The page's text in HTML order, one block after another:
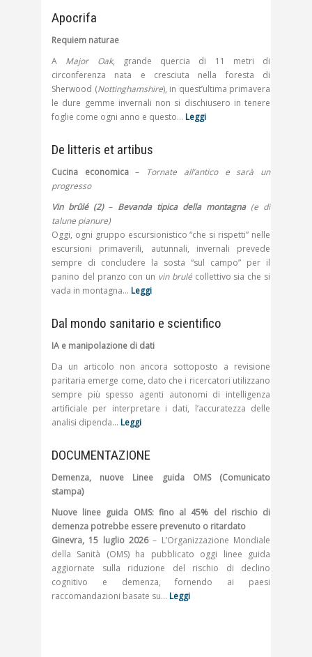
Apocrifa
Requiem naturae
A Major Oak, grande quercia di 11 metri di
circonferenza nata e cresciuta nella foresta di
Sherwood (Nottinghamshire), in quest’ultima primavera
le dure gemme invernali non si dischiusero in tenere
foglie come ogni anno e questo… Leggi
De litteris et artibus
Cucina economica–
Tornate all’antico e sarà un
progresso
Vin brûlé (2)– Bevanda tipica della montagna(e di
talune pianure)
Oggi, ogni gruppo escursionistico “che si rispetti” nelle
escursioni primaverili, autunnali, invernali prevede
sempre di concludere la sosta “sul campo” per il
panino del pranzo con un vin brulécollettivo sia che si
vada in montagna… Leggi
Dal mondo sanitario e scientifico
IA e manipolazione di dati
Da un articolo non ancora sottoposto a revisione
paritaria emerge come, dato che i ricercatori utilizzano
sempre più spesso agenti autonomi di intelligenza
artificiale per interpretare i dati, l’accuratezza delle
analisi dipenda… Leggi
DOCUMENTAZIONE
Demenza, nuove Linee guida OMS (Comunicato
stampa)
Nuove linee guida OMS: fino al 45% del rischio di
demenza potrebbe essere prevenuto o ritardato
Ginevra, 15 luglio 2026– L’Organizzazione Mondiale
della Sanità (OMS) ha pubblicato oggi linee guida
aggiornate sulla riduzione del rischio di declino
cognitivo e demenza, fornendo ai paesi
raccomandazioni basate su… Leggi